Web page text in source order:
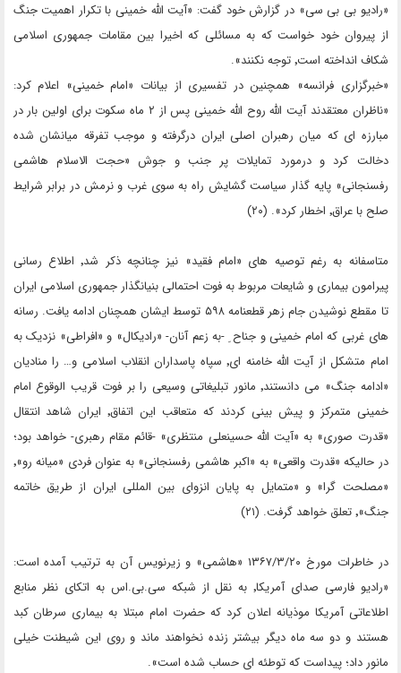
«رادیو بی بی سی» در گزارش خود گفت: «آیت الله خمینی با تکرار اهمیت جنگ
از پیروان خود خواست که به مسائلی که اخیرا بین مقامات جمهوری اسلامی
شکاف انداخته است٬ توجه نکنند».
«خبرگزاری فرانسه» همچنین در تفسیری از بیانات «امام خمینی» اعلام کرد:
«ناظران معتقدند آیت الله روح الله خمینی پس از ۲ ماه سکوت برای اولین بار در
مبارزه ای که میان رهبران اصلی ایران درگرفته و موجب تفرقه میانشان شده
دخالت کرد و درمورد تمایلات پر جنب و جوش «حجت الاسلام هاشمی
رفسنجانی» پایه گذار سیاست گشایش راه به سوی غرب و نرمش در برابر شرایط
صلح با عراق٬ اخطار کرد». (۲۰)
متاسفانه به رغم توصیه های «امام فقید» نیز چنانچه ذکر شد٬ اطلاع رسانی
پیرامون بیماری و شایعات مربوط به فوت احتمالی بنیانگذار جمهوری اسلامی ایران
تا مقطع نوشیدن جام زهر قطعنامه ۵۹۸ توسط ایشان همچنان ادامه یافت. رسانه
های غربی که امام خمینی و جناح ِ -به زعم آنان- «رادیکال» و «افراطی» نزدیک به
امام متشکل از آیت الله خامنه ای٬ سپاه پاسداران انقلاب اسلامی و… را منادیان
«ادامه جنگ» می دانستند٬ مانور تبلیغاتی وسیعی را بر فوت قریب الوقوع امام
خمینی متمرکز و پیش بینی کردند که متعاقب این اتفاق٬ ایران شاهد انتقال
«قدرت صوری» به «آیت الله حسینعلی منتظری» -قائم مقام رهبری- خواهد بود؛
در حالیکه «قدرت واقعی» به «اکبر هاشمی رفسنجانی» به عنوان فردی «میانه رو»٬
«مصلحت گرا» و «متمایل به پایان انزوای بین المللی ایران از طریق خاتمه
جنگ»٬ تعلق خواهد گرفت. (۲۱)
در خاطرات مورخ ۱۳۶۷/۳/۲۰ «هاشمی» و زیرنویس آن به ترتیب آمده است:
«رادیو فارسی صدای آمریکا٬ به نقل از شبکه سی.بی.اس به اتکای نظر منابع
اطلاعاتی آمریکا موذیانه اعلان کرد که حضرت امام مبتلا به بیماری سرطان کبد
هستند و دو سه ماه دیگر بیشتر زنده نخواهند ماند و روی این شیطنت خیلی
مانور داد؛ پیداست که توطئه ای حساب شده است».